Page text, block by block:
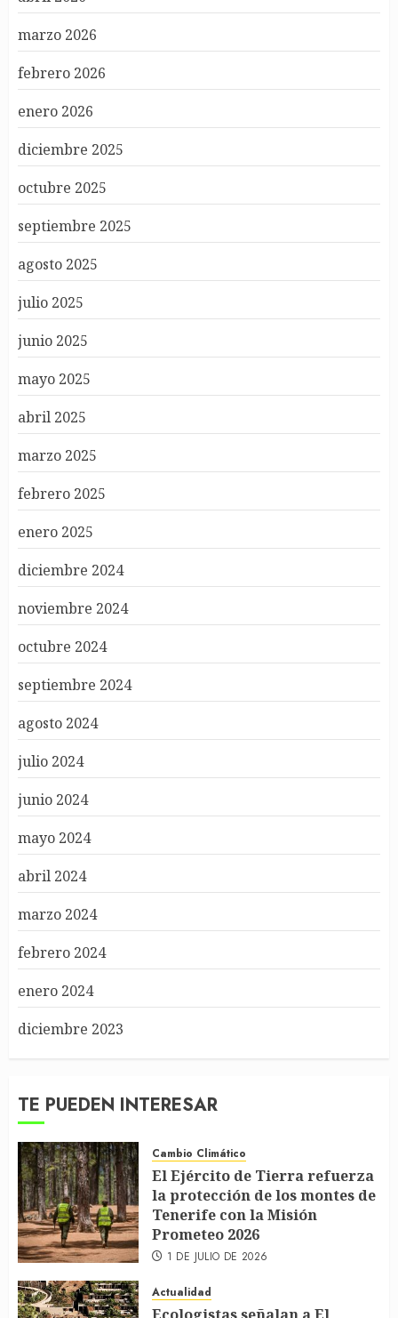
marzo 2026
febrero 2026
enero 2026
diciembre 2025
octubre 2025
septiembre 2025
agosto 2025
julio 2025
junio 2025
mayo 2025
abril 2025
marzo 2025
febrero 2025
enero 2025
diciembre 2024
noviembre 2024
octubre 2024
septiembre 2024
agosto 2024
julio 2024
junio 2024
mayo 2024
abril 2024
marzo 2024
febrero 2024
enero 2024
diciembre 2023
TE PUEDEN INTERESAR
Cambio Climático
El Ejército de Tierra refuerza
la protección de los montes de
Tenerife con la Misión
Prometeo 2026
1 DE JULIO DE 2026
Actualidad